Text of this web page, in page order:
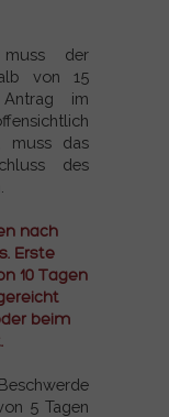
der
von 15
im
muss das
des
nach
Erste
10 Tagen
beim
5 Tagen